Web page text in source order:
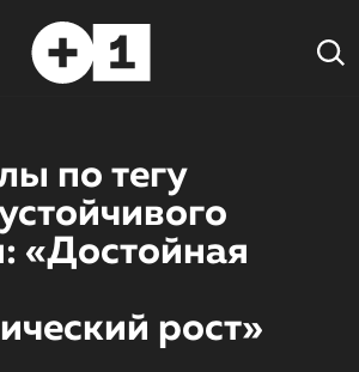
по тегу
«Достойная
рост»